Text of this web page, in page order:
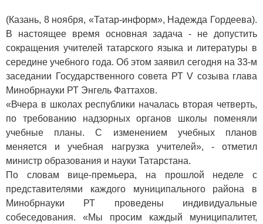
(Казань, 8 ноября, «Татар-информ», Надежда Гордеева).
В настоящее время основная задача - не допустить
сокращения учителей татарского языка и литературы в
середине учебного года. Об этом заявил сегодня на 33-м
заседании Государственного совета РТ V созыва глава
Минобрнауки РТ Энгель Фаттахов.
«Вчера в школах республики началась вторая четверть,
по требованию надзорных органов школы поменяли
учебные планы. С изменением учебных планов
меняется и учебная нагрузка учителей», - отметил
министр образования и науки Татарстана.
По словам вице-премьера, на прошлой неделе с
представителями каждого муниципального района в
Минобрнауки РТ проведены индивидуальные
собеседования. «Мы просим каждый муниципалитет,